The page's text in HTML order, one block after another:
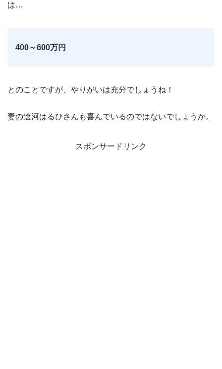
は…
400～600万円
とのことですが、やりがいは充分でしょうね！
妻の遼河はるひさんも喜んでいるのではないでしょうか。
スポンサードリンク